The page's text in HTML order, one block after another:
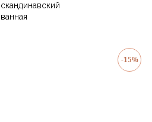
скандинавский
ванная
-15%